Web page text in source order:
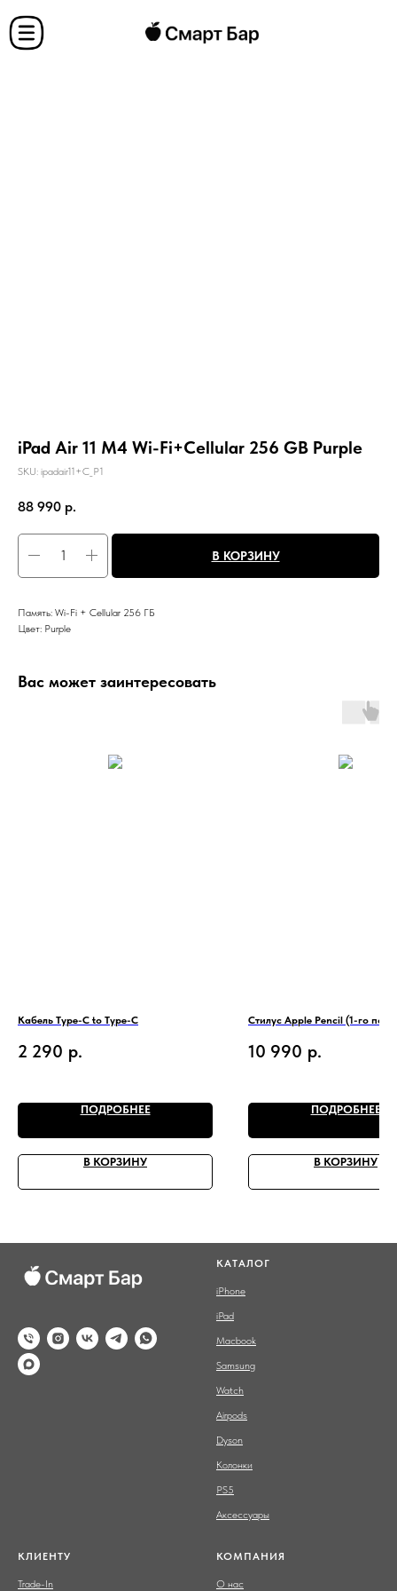
iPad Air 11 M4 Wi-Fi+Cellular 256 GB Purple
SKU: ipadair11+C_P1
88 990 р.
В КОРЗИНУ
Память: Wi-Fi + Cellular 256 ГБ
Цвет: Purple
Вас может заинтересовать
Кабель Type-C to Type-C
2 290 р.
ПОДРОБНЕЕ
В КОРЗИНУ
Стилус Apple Pencil (1-го
10 990 р.
ПОДРОБНЕЕ
В КОРЗИНУ
КАТАЛОГ
iPhone
iPad
Macbook
Samsung
Watch
Airpods
Dyson
Колонки
PS5
Аксессуары
КЛИЕНТУ
Trade-In
КОМПАНИЯ
О нас